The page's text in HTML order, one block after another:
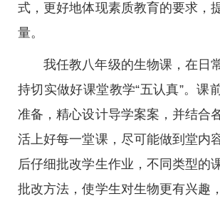
式，更好地体现素质教育的要求，
量。
我任教八年级的生物课，在日
持切实做好课堂教学“五认真”。课
准备，精心设计导学案案，并结合
活上好每一堂课，尽可能做到堂内
后仔细批改学生作业，不同类型的
批改方法，使学生对生物更有兴趣